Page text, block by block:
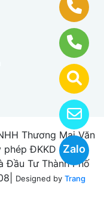
Zalo
Thương Mại Văn
phép ĐKKD số
Đầu Tư Thành Phố
Designed by Trang